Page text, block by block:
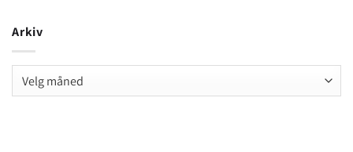
Arkiv
Arkiv